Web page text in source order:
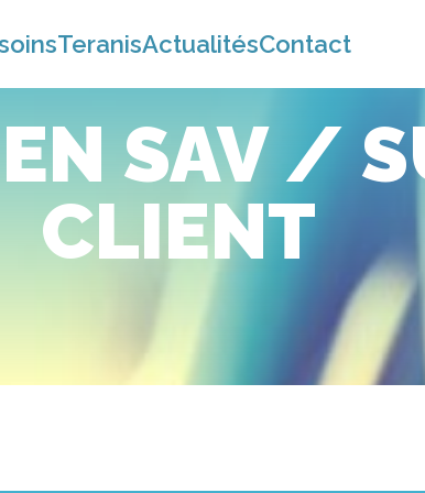
TeranisActualitésContact
SAV /
CLIENT